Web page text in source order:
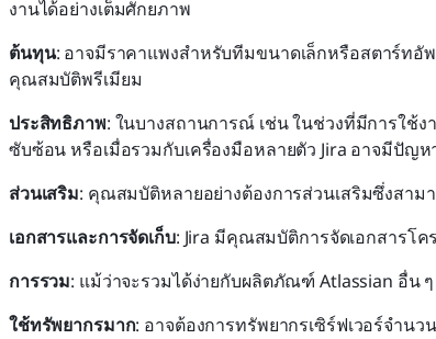
งานได้อย่างเต็มศักยภาพ
ต้นทุน: อาจมีราคาแพงสำหรับทีมขนาดเล็กหรือสตาร์ทอั
คุณสมบัติพรีเมียม
ประสิทธิภาพ: ในบางสถานการณ์ เช่น ในช่วงที่มีการใช้
ซับซ้อน หรือเมื่อรวมกับเครื่องมือหลายตัว Jira อาจมีปัญห
ส่วนเสริม: คุณสมบัติหลายอย่างต้องการส่วนเสริมซึ่งสา
เอกสารและการจัดเก็บ: Jira มีคุณสมบัติการจัดเอกสารโค
การรวม: แม้ว่าจะรวมได้ง่ายกับผลิตภัณฑ์ Atlassian อื่น
ใช้ทรัพยากรมาก: อาจต้องการทรัพยากรเซิร์ฟเวอร์จำนว